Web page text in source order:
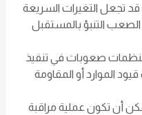
قد تجعل التغيرات السريعة
التنبؤ بالمستقبل
صعوبات في تنفيذ
الموارد أو المقاومة
أن تكون عملية مراقبة